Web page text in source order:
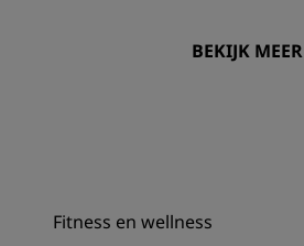
BEKIJK MEER
Fitness en wellness